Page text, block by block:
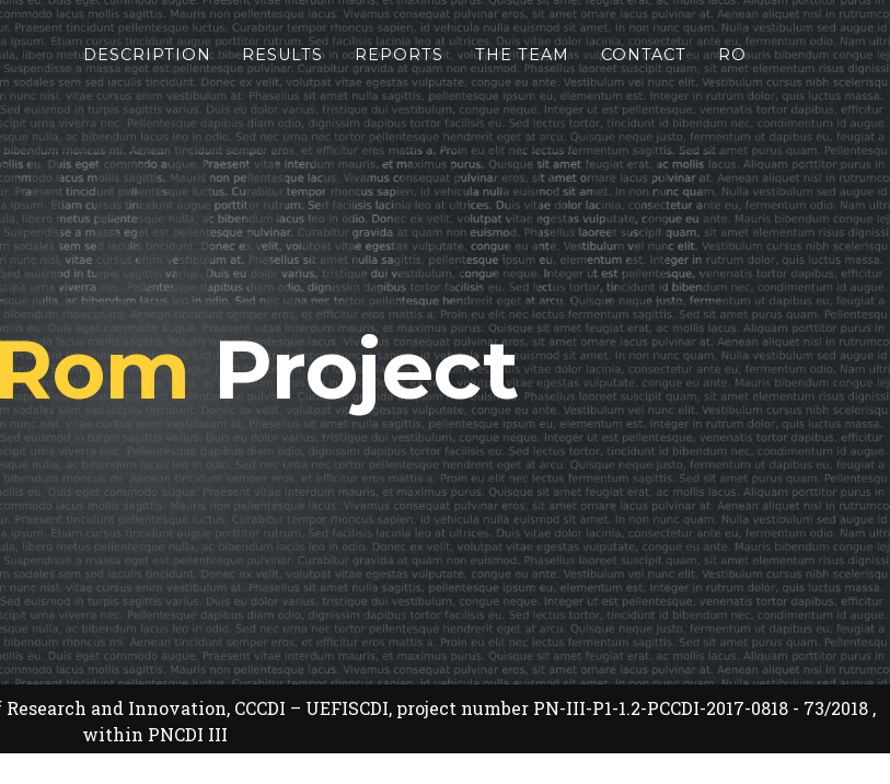
DESCRIPTION RESULTS REPORTS THE TEAM CONTACT RO
Project
and Innovation, CCCDI – UEFISCDI, project number PN-III-P1-1.2-PCCDI-2017-0818 - 73/2018 ,
within PNCDI III